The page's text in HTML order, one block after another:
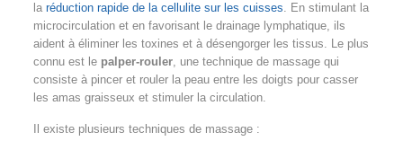
la réduction rapide de la cellulite sur les cuisses. En stimulant la
microcirculation et en favorisant le drainage lymphatique, ils
aident à éliminer les toxines et à désengorger les tissus. Le plus
connu est le palper-rouler, une technique de massage qui
consiste à pincer et rouler la peau entre les doigts pour casser
les amas graisseux et stimuler la circulation.
Il existe plusieurs techniques de massage :